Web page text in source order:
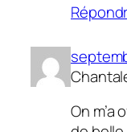
On m’a